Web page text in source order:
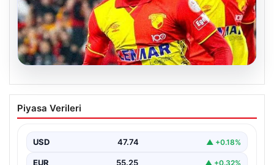
07.08.2026
Göztepe para basacak! Yine dev satış
geliyor
Piyasa Verileri
USD 47.74 ▲ +0.18%
EUR 55.25 ▲ +0.32%